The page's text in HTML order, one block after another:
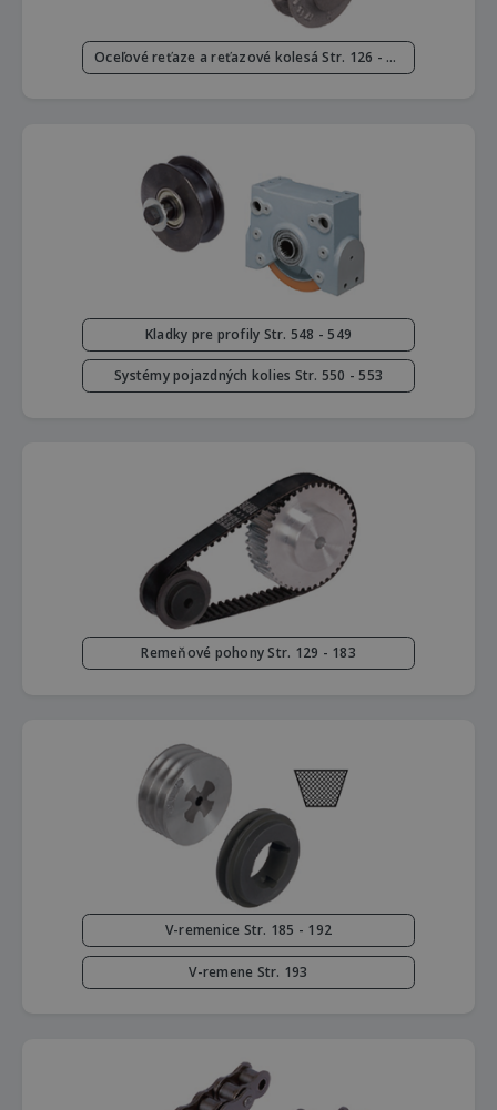
Oceľové reťaze a reťazové kolesá Str. 126 - 128
Kladky pre profily Str. 548 - 549
Systémy pojazdných kolies Str. 550 - 553
Remeňové pohony Str. 129 - 183
V-remenice Str. 185 - 192
V-remene Str. 193